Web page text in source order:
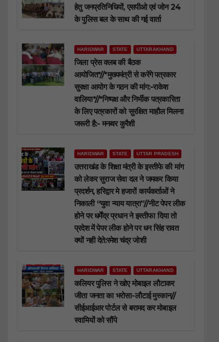
हेतु जनप्रतिनिधियों, एसपीओ एवं जोन 24
के पुलिस बल के साथ की गई वार्ता
HARIDWAR STATE UTTARAKHAND
जिला प्रेस क्लब की बैठक
आयोजित*//*मुख्यमंत्री से करेंगे पत्रकार
सुरक्षा आयोग के गठन की मांग:-राकेश
वालिया*//*निष्पक्ष और निर्भीक पत्रकारिता
के लिए पत्रकारों को सुरक्षित माहौल मिलना
जरूरी है:- मनव्वर कुरैशी
HARIDWAR STATE UTTAR PRADESH
उत्तराखंड के शिक्षा मंत्री के इस्तीफे की मांग
को लेकर सुराज सेवा दल ने जमकर किया
प्रदर्शन, हरिद्वार मे हजारों कार्यकर्ताओं ने
निकाली “युवा न्याय यात्रा”//नीट पेपर लीक
होने पर धर्मेंद्र प्रधान ने इस्तीफा दिया तो
प्रदेश में पेपर लीक होने पर धन सिंह रावत
क्यों नही देते:रमेश चंद्र जोशी
HARIDWAR STATE UTTARAKHAND
कलियर पुलिस ने खोए मोबाइल लौटाकर
जीता जनता का भरोसा-लौटाई मुस्कान//
सीईआईआर पोर्टल से बरामद कर मोबाइल
स्वामियों को सौंपे